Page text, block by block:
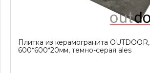
Плитка из керамогранита OUTDOOR,
600*600*20мм, темно-серая ales